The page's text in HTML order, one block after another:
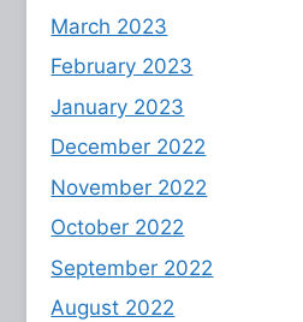
March 2023
February 2023
January 2023
December 2022
November 2022
October 2022
September 2022
August 2022